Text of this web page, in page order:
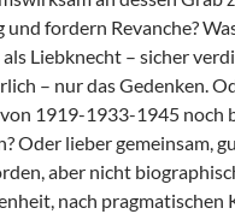
fordern Revanche?
Liebknecht – sicher
– nur das Gedenken.
1919-1933-1945 noch
Oder lieber gemeinsam,
aber nicht
nach pragmatischen